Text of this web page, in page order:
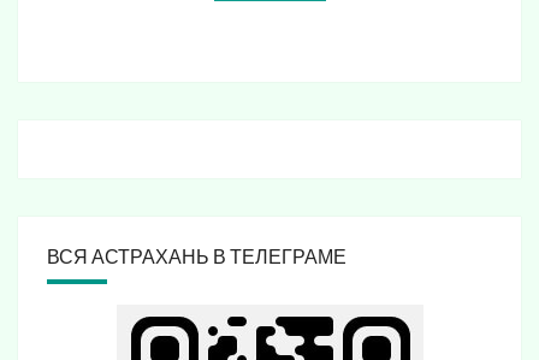
ВСЯ АСТРАХАНЬ В ТЕЛЕГРАМЕ